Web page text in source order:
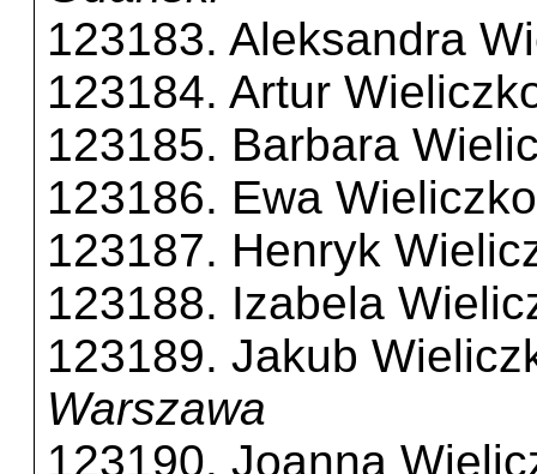
123183. Aleksandra
123184. Artur
123185. Barbara
123186. Ewa Wieliczko
123187. Henryk
123188. Izabela
123189. Jakub
Warszawa
123190. Joanna